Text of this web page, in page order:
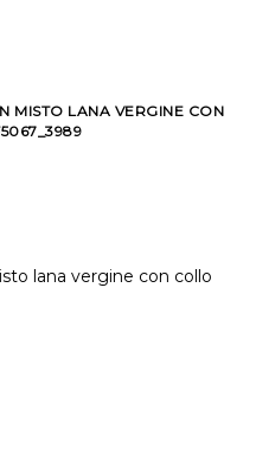
MISTO LANA VERGINE CON
lana vergine con collo